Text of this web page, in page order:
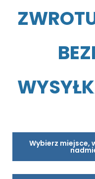
Wybierz miejsce,